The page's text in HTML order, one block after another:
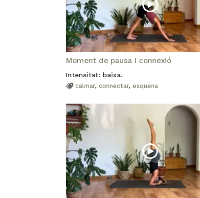
Moment de pausa i connexió
Intensitat: baixa.
calmar,connectar,esquena